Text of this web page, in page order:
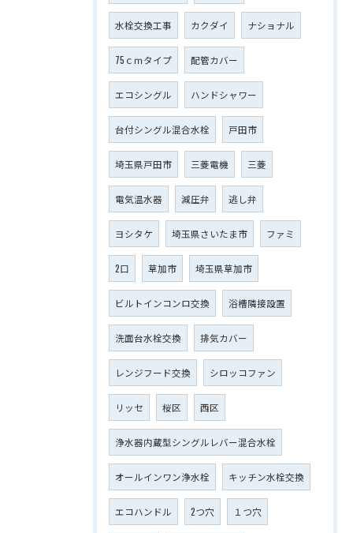
水栓交換工事 カクダイ ナショナル
75ｃｍタイプ 配管カバー
エコシングル ハンドシャワー
台付シングル混合水栓 戸田市
埼玉県戸田市 三菱電機 三菱
電気温水器 減圧弁 逃し弁
ヨシタケ 埼玉県さいたま市 ファミ
2口 草加市 埼玉県草加市
ビルトインコンロ交換 浴槽隣接設置
洗面台水栓交換 排気カバー
レンジフード交換 シロッコファン
リッセ 桜区 西区
浄水器内蔵型シングルレバー混合水栓
オールインワン浄水栓 キッチン水栓交換
エコハンドル 2つ穴 １つ穴